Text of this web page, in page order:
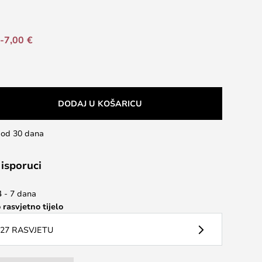
-7,00 €
DODAJ U KOŠARICU
30 dana
- 7 dana
rasvjetno tijelo
RASVJETU